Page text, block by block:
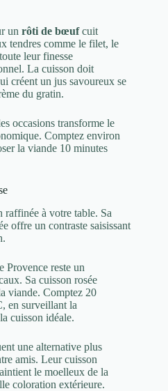
un rôti de bœufcuit
tendres comme le filet, le
leur finesse
La cuisson doit
créent un jus savoureux se
du gratin.
occasions transforme le
Comptez environ
la viande 10 minutes
raffinée à votre table. Sa
offre un contraste saisissant
Provence reste un
Sa cuisson rosée
viande. Comptez 20
en surveillant la
cuisson idéale.
une alternative plus
amis. Leur cuisson
le moelleux de la
coloration extérieure.